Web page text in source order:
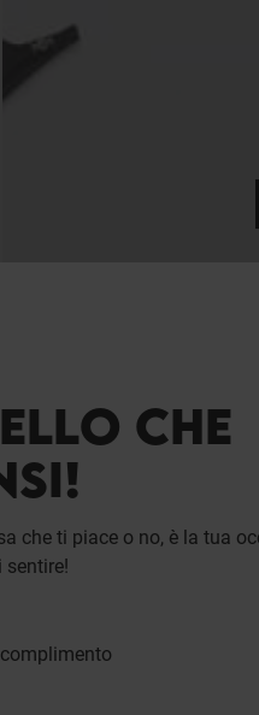
CHE
che ti piace o no, è la tua
sentire!